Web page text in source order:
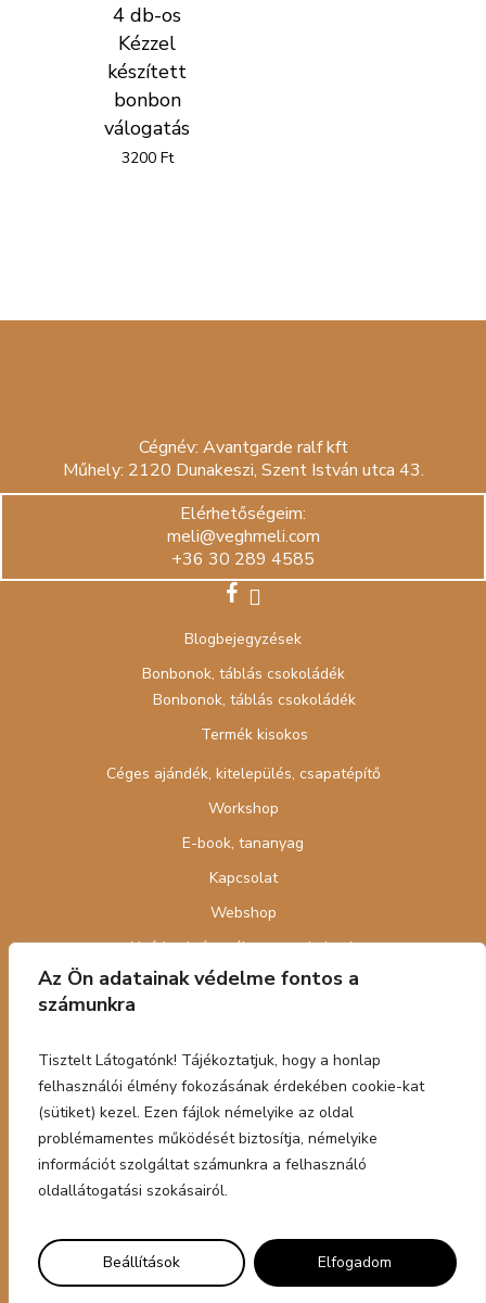
Az Ön adatainak védelme fontos a
számunkra
Tisztelt Látogatónk! Tájékoztatjuk, hogy a honlap
felhasználói élmény fokozásának érdekében cookie-kat
(sütiket) kezel. Ezen fájlok némelyike az oldal
problémamentes működését biztosítja, némelyike
információt szolgáltat számunkra a felhasználó
oldallátogatási szokásairól.
Beállítások Elfogadom
4 db-os
Kézzel
készített
bonbon
válogatás
3200 Ft
Cégnév: Avantgarde ralf kft
Műhely: 2120 Dunakeszi, Szent István utca 43.
Elérhetőségeim:
meli@veghmeli.com
+36 30 289 4585
facebookinstagram
Blogbejegyzések
Bonbonok, táblás csokoládék
Bonbonok, táblás csokoládék
Termék kisokos
Céges ajándék, kitelepülés, csapatépítő
Workshop
E-book, tananyag
Kapcsolat
Webshop
Nyári cukrász tábor gyerekeknek
Adatkezelési tájákoztató|Általános szerződési
feltételek
2023 © Végh Meli Cukrászműhely | Designed by
DOPA